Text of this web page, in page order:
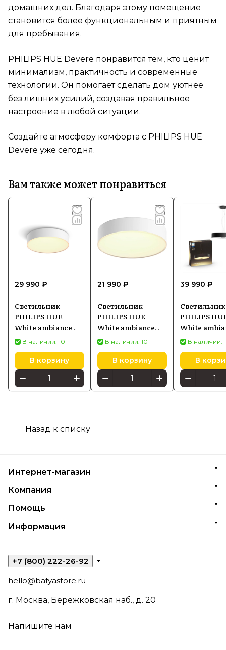
домашних дел. Благодаря этому помещение
становится более функциональным и приятным
для пребывания.
PHILIPS HUE Devere понравится тем, кто ценит
минимализм, практичность и современные
технологии. Он помогает сделать дом уютнее
без лишних усилий, создавая правильное
настроение в любой ситуации.
Создайте атмосферу комфорта с PHILIPS HUE
Devere уже сегодня.
Вам также может понравиться
29 990 ₽
Светильник
PHILIPS HUE
White ambiance
Enrave M
8718696176436,
белый
В наличии: 10
В корзину
21 990 ₽
Светильник
PHILIPS HUE
White ambiance
Enrave
915005996401
В наличии: 10
В корзину
39 990 ₽
Светильник
PHILIPS
White
FAIRВ наличии:
В
Назад к списку
Интернет-магазин
Компания
Помощь
Информация
+7 (800) 222-26-92
hello@batyastore.ru
г. Москва, Бережковская наб., д. 20
Напишите нам